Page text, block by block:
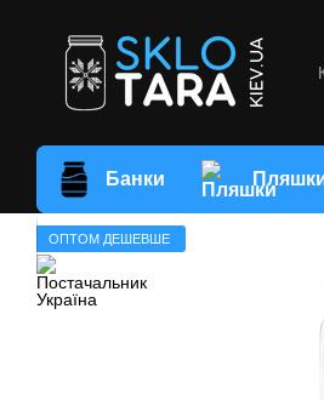
Банки
ОПТОМ ДЕШЕВШЕ